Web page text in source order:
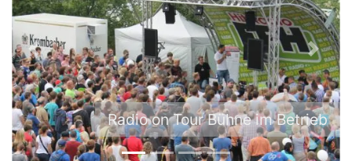
Radio on Tour Bühne im Betrieb
P
r
e
v
i
o
N
e
x
t